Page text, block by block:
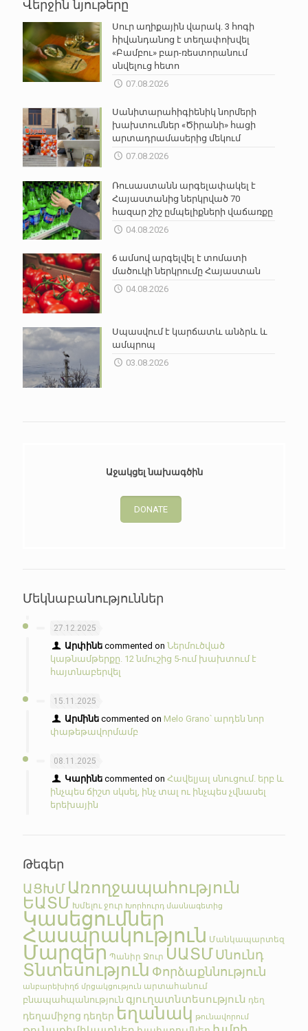
Վերջին նյութերը
Սուր աղիքային վարակ. 3 հոգի
հիվանդանոց է տեղափոխվել
«Բամբու» բար-ռեստորանում
սնվելուց հետո
07.08.2026
Սանիտարահիգիենիկ նորմերի
խախտումներ «Ծիրանի» հացի
արտադրամասերից մեկում
07.08.2026
Ռուսաստանն արգելափակել է
Հայաստանից ներկրված 70
հազար շիշ ըմպելիքների վաճառքը
04.08.2026
6 ամսով արգելվել է տոմատի
մածուկի ներկրումը Հայաստան
04.08.2026
Սպասվում է կարճատև անձրև և
ամպրոպ
03.08.2026
Աջակցել նախագծին
DONATE
Մեկնաբանություններ
27.12.2025
Արփինե commented onՆերմուծված
կաթնամթերքը. 12 նմուշից 5-ում խախտում է
հայտնաբերվել
15.11.2025
Արմինե commented on Melo Grano՝ արդեն նոր
փաթեթավորմամբ
08.11.2025
Կարինե commented onՀավելյալ սնուցում. երբ և
ինչպես ճիշտ սկսել, ինչ տալ ու ինչպես չվնասել
երեխային
Թեգեր
ԱՑԽՄ Առողջապահություն
ԵԱՏՄ Խմելու ջուր Խորհուրդ մասնագետից
Կասեցումներ
Հասարակություն Մանկապարտեզ
Մարզեր Պանիր Ջուր ՍԱՏՄՍնունդ
Տնտեսություն Փորձաքննություն
անբարեխիղճ մրցակցություն արտահանում
բնապահպանություն գյուղատնտեսություն դեղ
դեղամիջոց դեղեր եղանակ թունավորում